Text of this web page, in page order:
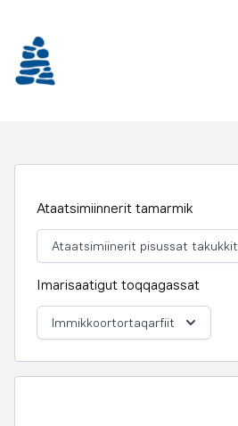
Ataatsimiinnerit tamarmik
Ataatsimiinerit pisussat takukkit
Imarisaatigut toqqagassat
Immikkoortortaqarfiit